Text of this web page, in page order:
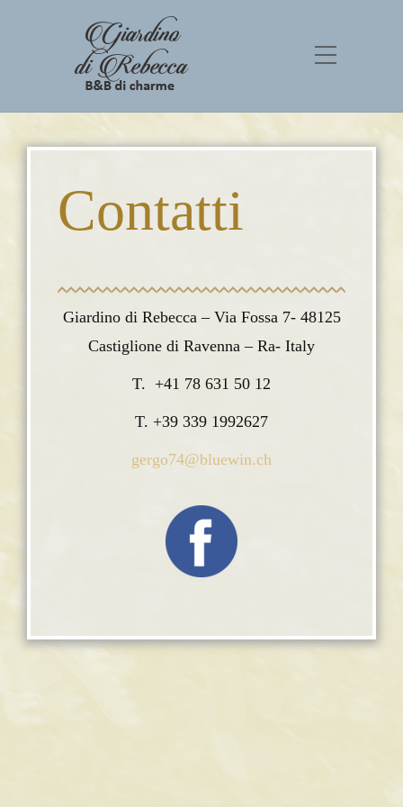
Contatti
Giardino di Rebecca – Via Fossa 7- 48125
Castiglione di Ravenna – Ra- Italy
T. +41 78 631 50 12
T. +39 339 1992627
gergo74@bluewin.ch